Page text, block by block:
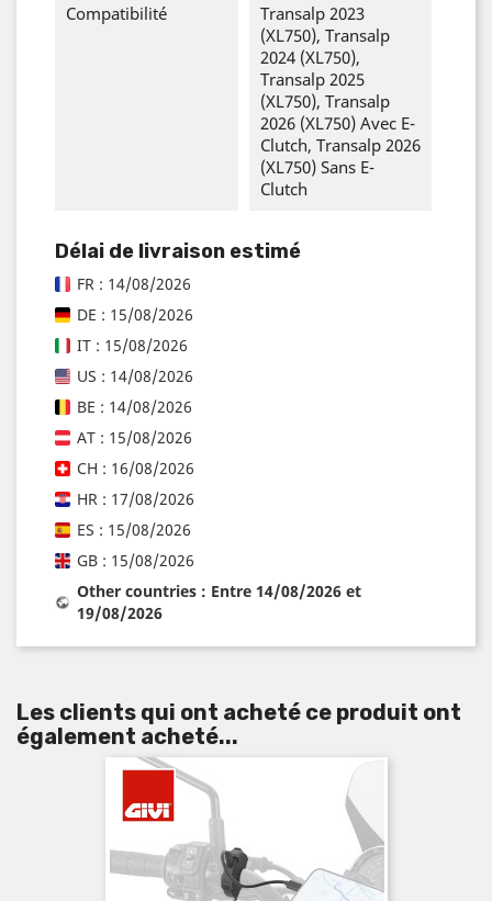
Compatibilité
Transalp 2023
(XL750), Transalp
2024 (XL750),
Transalp 2025
(XL750), Transalp
2026 (XL750) Avec E-
Clutch, Transalp 2026
(XL750) Sans E-
Clutch
Délai de livraison estimé
FR : 14/08/2026
DE : 15/08/2026
IT : 15/08/2026
US : 14/08/2026
BE : 14/08/2026
AT : 15/08/2026
CH : 16/08/2026
HR : 17/08/2026
ES : 15/08/2026
GB : 15/08/2026
Other countries : Entre 14/08/2026 et
19/08/2026
Les clients qui ont acheté ce produit ont
également acheté...